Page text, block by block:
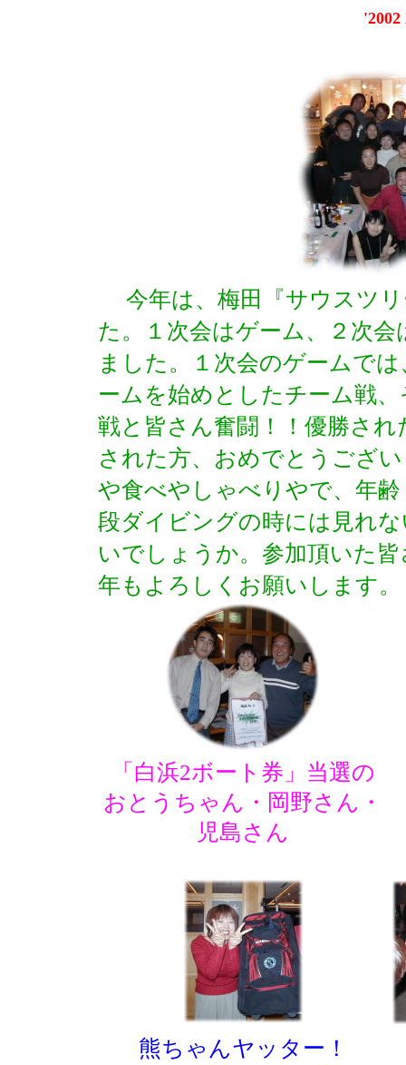
'2002
今年は、梅田『サウスツ
た。１次会はゲーム、２次
ました。１次会のゲームで
ームを始めとしたチーム戦
戦と皆さん奮闘！！優勝さ
された方、おめでとうござ
や食べやしゃべりやで、年
段ダイビングの時には見れ
いでしょうか。参加頂いた
年もよろしくお願いします。
「白浜2ボート券」当選の
おとうちゃん・岡野さん・
児島さん
熊ちゃんヤッター！